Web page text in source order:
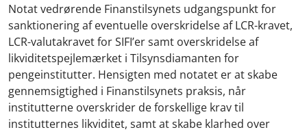
Notat vedrørende Finanstilsynets udgangspunkt for
sanktionering af eventuelle overskridelse af LCR-kravet,
LCR-valutakravet for SIFI’er samt overskridelse af
likviditetspejlemærket i Tilsynsdiamanten for
pengeinstitutter. Hensigten med notatet er at skabe
gennemsigtighed i Finanstilsynets praksis, når
institutterne overskrider de forskellige krav til
institutternes likviditet, samt at skabe klarhed over